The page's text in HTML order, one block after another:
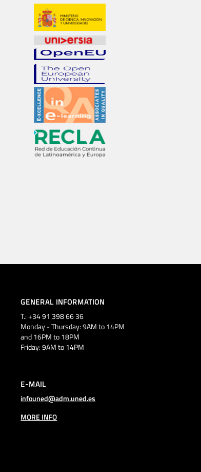
GENERAL INFORMATION
T.: +34 91 398 66 36
Monday - Thursday: 9AM to 14PM
and 16PM to 18PM
Friday: 9AM to 14PM
E-MAIL
infouned@adm.uned.es
MORE INFO